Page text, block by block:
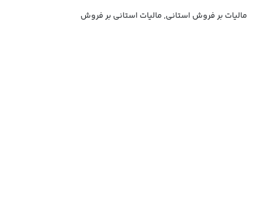
مالیات بر فروش استانی, مالیات استانی بر فروش